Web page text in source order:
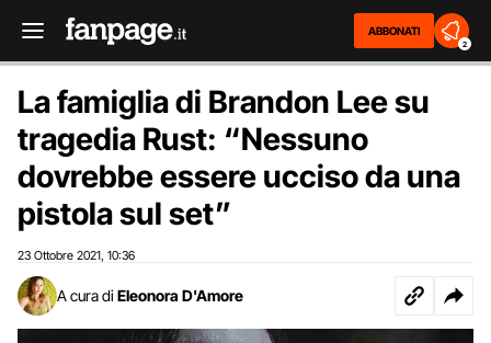
ABBONATI
2
La famiglia di Brandon Lee su
tragedia Rust: “Nessuno
dovrebbe essere ucciso da una
pistola sul set”
23 Ottobre 2021 10:36
A cura di Eleonora D'Amore